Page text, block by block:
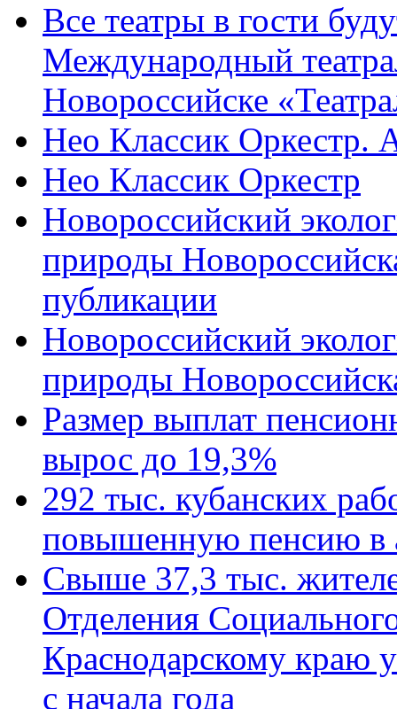
Все театры в гости
Международный
Новороссийске
Нео Классик Оркестр.
Нео Классик Оркестр
Новороссийский
природы
публикации
Новороссийский
природы
Размер выплат
вырос до 19,3%
292 тыс. кубанских
повышенную пенсию в
Свыше 37,3 тыс.
Отделения
Краснодарскому краю
с начала года